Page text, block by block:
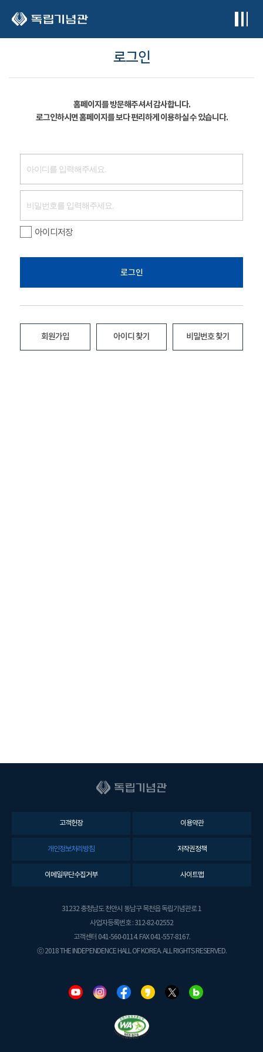
로그인
홈페이지를 방문해주셔서 감사합니다.
로그인하시면 홈페이지를 보다 편리하게 이용하실 수 있습니다.
아이디저장
로그인
회원가입 아이디 찾기 비밀번호 찾기
고객헌장 이용약관
개인정보처리방침 저작권정책
이메일무단수집거부 사이트맵
31232 충청남도 천안시 동남구 목천읍 독립기념관로 1
사업자등록번호 : 312-82-02552
고객센터 041-560-0114. FAX 041-557-8167.
ⓒ 2018 THE INDEPENDENCE HALL OF KOREA. ALL RIGHTS RESERVED.